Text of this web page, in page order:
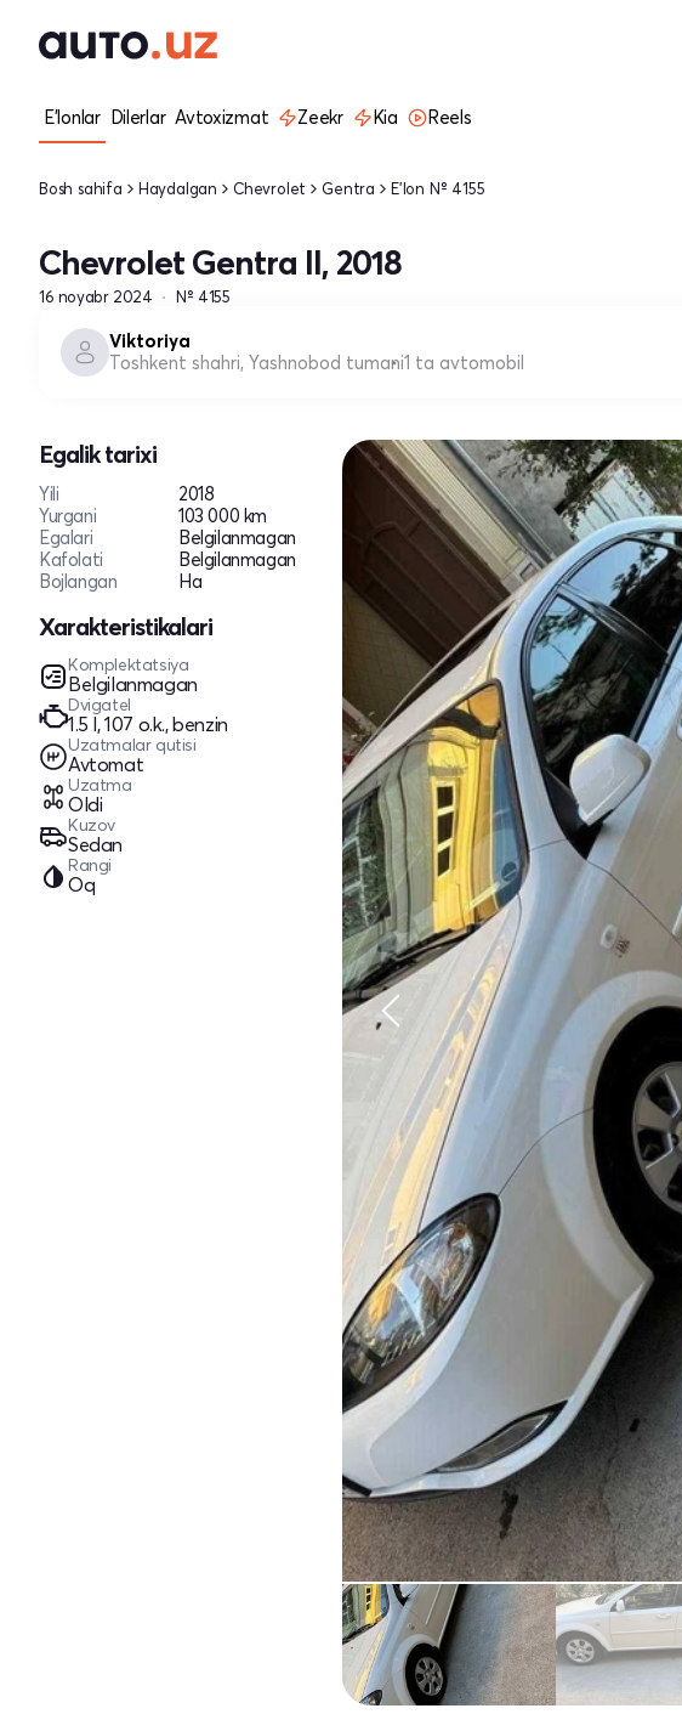
E'lonlar Dilerlar Avtoxizmat Zeekr Kia Reels
Bosh sahifa Haydalgan Chevrolet Gentra E'lon № 4155
Chevrolet Gentra II, 2018
16 noyabr 2024 № 4155
Viktoriya
Toshkent shahri, Yashnobod tumani1 ta avtomobil
Egalik tarixi
Yili
2018
Yurgani
103 000 km
Egalari
Belgilanmagan
Kafolati
Belgilanmagan
Bojlangan
Ha
Xarakteristikalari
Komplektatsiya
Belgilanmagan
Dvigatel
1.5 l, 107 o.k., benzin
Uzatmalar qutisi
Avtomat
Uzatma
Oldi
Kuzov
Sedan
Rangi
Oq